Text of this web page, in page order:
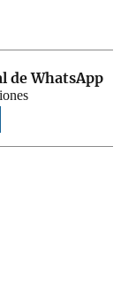
de WhatsApp